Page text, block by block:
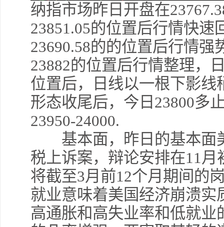
纳指市场昨日开盘在
23851.05的位置后行情快速
23690.58的的位置后行情
23882的位置后行情整理，
位置后，日线以一根下影
形态收尾后，今日23800多
23950-24000.
基本面，昨日的基本面
税上诉案，辩论安排在11
将截至3月前12个月期间的
就业意味着美国经济崩溃
高通胀和高失业率和低就